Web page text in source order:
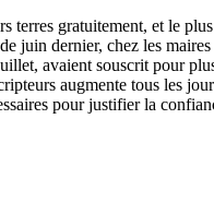
terres gratuitement, et le
juin dernier, chez les
avaient souscrit pour
augmente tous les
pour justifier la